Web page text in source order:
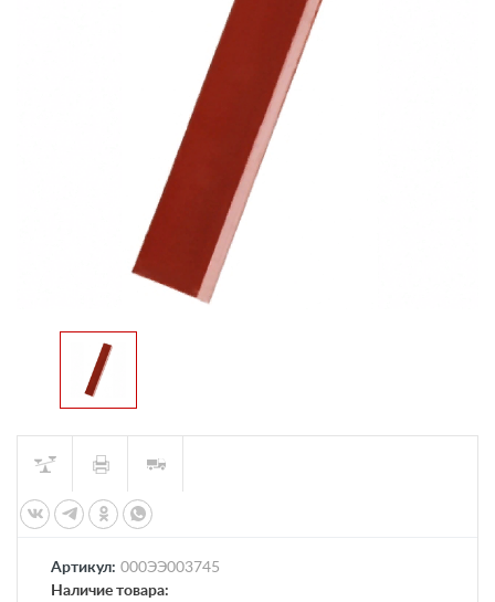
Артикул: 000ЭЭ003745
Наличие товара: